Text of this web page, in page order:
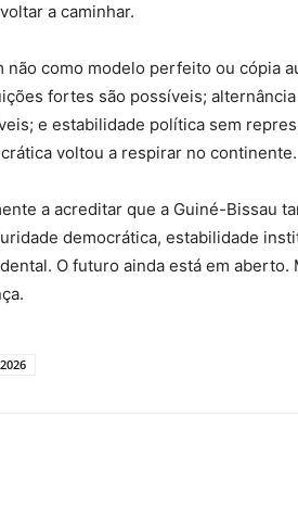
a caminhar.
como modelo perfeito ou cópia
fortes são possíveis;
e estabilidade política sem
voltou a respirar no continente.
a acreditar que a Guiné-Bissau
democrática, estabilidade
O futuro ainda está em aberto.